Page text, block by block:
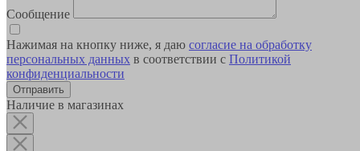
Сообщение
Нажимая на кнопку ниже, я даю согласие на обработку
персональных данных в соответствии с Политикой
конфиденциальности
Наличие в магазинах